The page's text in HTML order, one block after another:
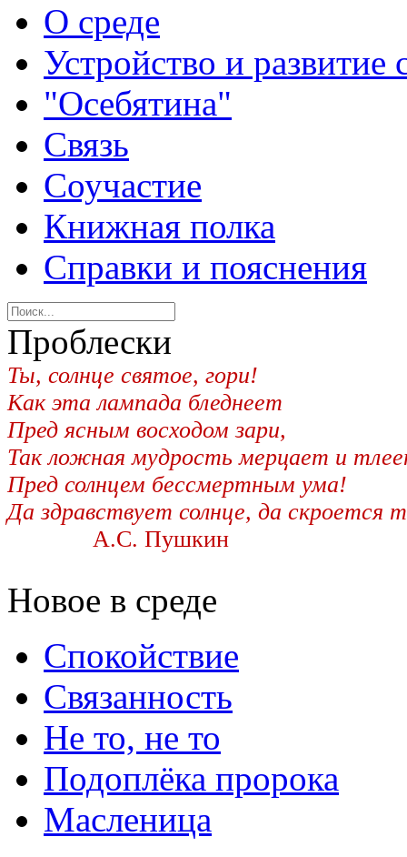
О среде
Устройство и развитие
"Осебятина"
Связь
Соучастие
Книжная полка
Справки и пояснения
Проблески
Ты, солнце святое, гори!
Как эта лампада бледнеет
Пред ясным восходом зари,
Так ложная мудрость мерцает и
Пред солнцем бессмертным ума!
Да здравствует солнце, да скроется
А.С. Пушкин
Новое в среде
Спокойствие
Связанность
Не то, не то
Подоплёка пророка
Масленица